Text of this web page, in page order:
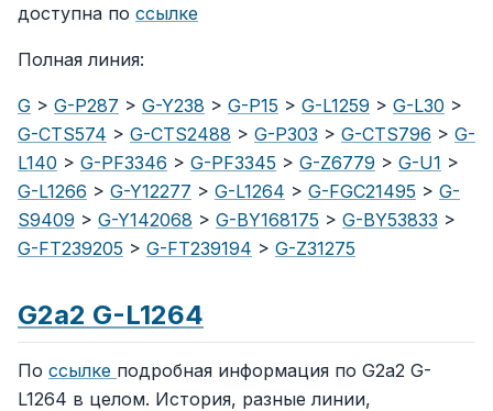
доступна по ссылке
Полная линия:
G > G-P287 > G-Y238 > G-P15 > G-L1259 > G-L30 >
G-CTS574 > G-CTS2488 > G-P303 > G-CTS796 > G-
L140 > G-PF3346 > G-PF3345 > G-Z6779 > G-U1 >
G-L1266 > G-Y12277 > G-L1264 > G-FGC21495 > G-
S9409 > G-Y142068 > G-BY168175 > G-BY53833 >
G-FT239205 > G-FT239194 > G-Z31275
G2a2 G-L1264
По ссылке подробная информация по G2a2 G-
L1264 в целом. История, разные линии,